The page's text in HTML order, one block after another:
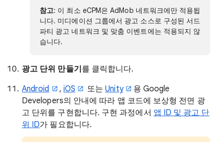
참고: 이 최소 eCPM은 AdMob 네트워크에만 적용됩
니다. 미디에이션 그룹에서 광고 소스로 구성된 서드
파티 광고 네트워크 및 맞춤 이벤트에는 적용되지 않
습니다.
광고 단위 만들기를 클릭합니다.
Android
, iOS 또는Unity
용 Google
Developers의 안내에 따라 앱 코드에 보상형 전면 광
고 단위를 구현합니다. 구현 과정에서 앱 ID 및 광고 단
위 ID가 필요합니다.